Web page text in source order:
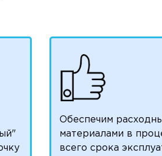
Обеспечим
материалами в
всего срока